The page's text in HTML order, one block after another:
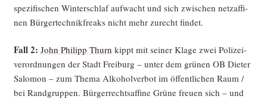
spe­zi­fi­schen Win­ter­schlaf auf­wacht und sich zwi­schen netz­af­fi­
nen Bür­ger­tech­nik­freaks nicht mehr zurecht findet.
Fall 2: John Phil­ipp Thurn kippt mit sei­ner Kla­ge zwei Poli­zei­
ver­ord­nun­gen der Stadt Frei­burg – unter dem grü­nen OB Die­ter
Salo­mon – zum The­ma Alko­hol­ver­bot im öffent­li­chen Raum /
bei Rand­grup­pen. Bür­ger­rechts­af­fi­ne Grü­ne freu­en sich – und